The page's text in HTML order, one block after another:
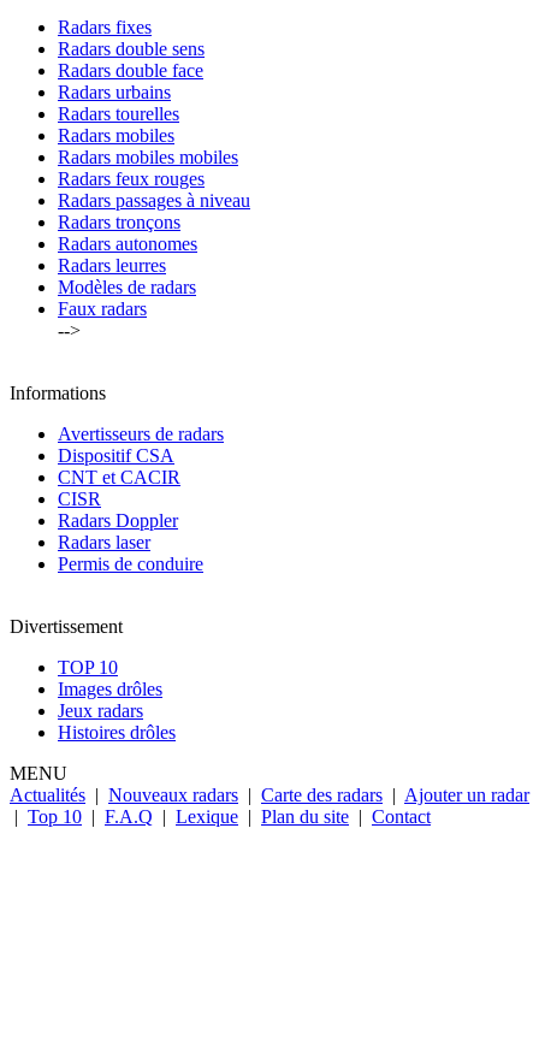
Radars fixes
Radars double sens
Radars double face
Radars urbains
Radars tourelles
Radars mobiles
Radars mobiles mobiles
Radars feux rouges
Radars passages à niveau
Radars tronçons
Radars autonomes
Radars leurres
Modèles de radars
Faux radars
-->
Informations
Avertisseurs de radars
Dispositif CSA
CNT et CACIR
CISR
Radars Doppler
Radars laser
Permis de conduire
Divertissement
TOP 10
Images drôles
Jeux radars
Histoires drôles
MENU
Actualités | Nouveaux radars | Carte des radars | Ajouter un radar
| Top 10 | F.A.Q | Lexique | Plan du site | Contact